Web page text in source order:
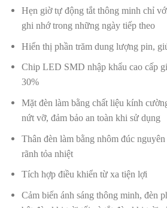
Hẹn giờ tự động tắt thông minh chỉ
ghi nhớ trong những ngày tiếp theo
Hiển thị phần trăm dung lượng pin,
Chip LED SMD nhập khẩu cao cấp
30%
Mặt đèn làm bằng chất liệu kính
nứt vỡ, đảm bảo an toàn khi sử dụng
Thân đèn làm bằng nhôm đúc
rãnh tỏa nhiệt
Tích hợp điều khiển từ xa tiện lợi
Cảm biến ánh sáng thông minh, đèn